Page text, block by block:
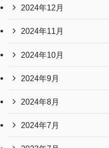
2024年12月
2024年11月
2024年10月
2024年9月
2024年8月
2024年7月